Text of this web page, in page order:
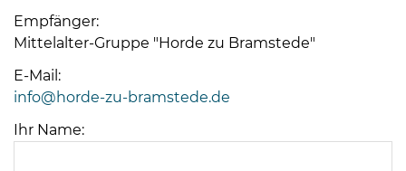
Bramstedt
04192-
506-
Mo,
Empfänger:
Mittelalter-Gruppe "Horde zu Bramstede"
E-Mail:
info@horde-zu-bramstede.de
Ihr Name: